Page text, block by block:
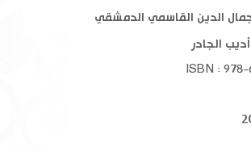
الدين القاسمي الدمشقي
الجادر